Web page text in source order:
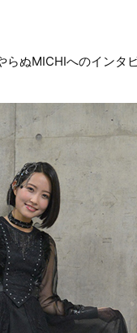
らぬMICHIへのインタ